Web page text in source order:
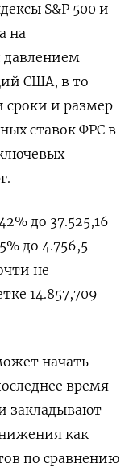
S&P 500 и
на
давлением
США, в то
сроки и размер
ставок ФРС в
до 37.525,16
до 4.756,5
не
14.857,709
начать
время
закладывают
как
по сравнению